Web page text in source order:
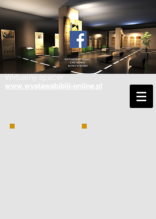
Wirtualny spacer
www.wystawabiblii-online.pl